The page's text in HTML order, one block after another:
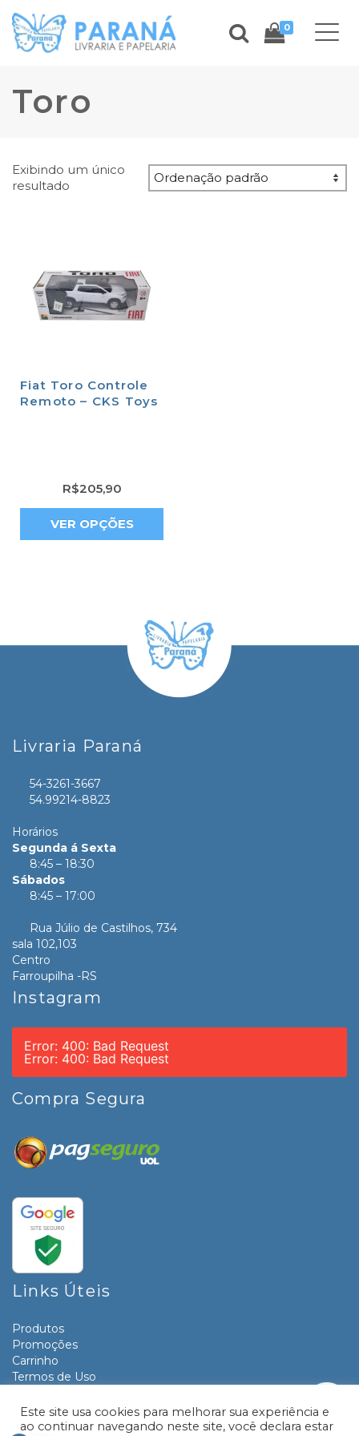
0
Toro
Exibindo um único
resultado
Fiat Toro Controle
Remoto – CKS Toys
R$205,90
VER OPÇÕES
Livraria Paraná
54-3261-3667
54.99214-8823
Horários
Segunda á Sexta
8:45 – 18:30
Sábados
8:45 – 17:00
Rua Júlio de Castilhos, 734
sala 102,103
Centro
Farroupilha -RS
Instagram
Error: 400: Bad Request
Error: 400: Bad Request
Compra Segura
Links Úteis
Produtos
Promoções
Carrinho
Termos de Uso
Contato
Este site usa cookies para melhorar sua experiência e
ao continuar navegando neste site, você declara estar